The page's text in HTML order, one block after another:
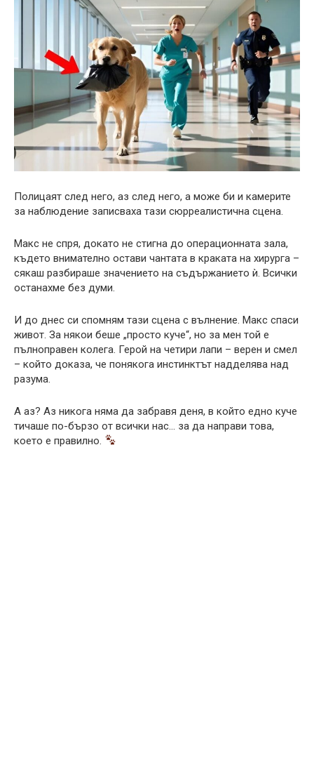
Полицаят след него, аз след него, а може би и камерите
за наблюдение записваха тази сюрреалистична сцена.
Макс не спря, докато не стигна до операционната зала,
където внимателно остави чантата в краката на хирурга –
сякаш разбираше значението на съдържанието ѝ. Всички
останахме без думи.
И до днес си спомням тази сцена с вълнение. Макс спаси
живот. За някои беше „просто куче“, но за мен той е
пълноправен колега. Герой на четири лапи – верен и смел
– който доказа, че понякога инстинктът надделява над
разума.
А аз? Аз никога няма да забравя деня, в който едно куче
тичаше по-бързо от всички нас… за да направи това,
което е правилно.